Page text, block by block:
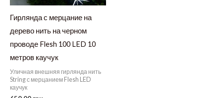
Гирлянда с мерцание на
дерево нить на черном
проводе Flesh 100 LED 10
метров каучук
Уличная внешняя гирлянда нить
String с мерцанием Flesh LED
каучук